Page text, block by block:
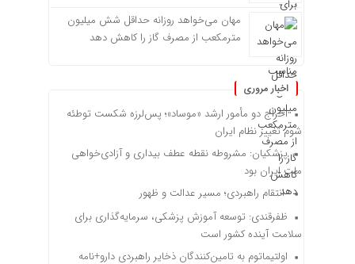
مهان می‌خواهد روزانه حداقل شش میلیون
مترمکعب از مصرف گاز را کاهش دهد
اخبار مروری
اخراج دو مأمور ارشد «موساد»؛ پس‌لرزه شکست توطئه
شوم تغییر نظام ایران
پزشکیان: مشروطه نقطه عطف بیداری و آزادی‌خواهی
ملت ایران بود
انتقام راهبردی؛ مسیر عدالت و ظهور
ظفرقندی: توسعه آموزش پزشکی، سرمایه‌گذاری برای
سلامت آینده کشور است
اولتیماتوم به تامین‌کنندگان ذخایر راهبردی دارو+نامه